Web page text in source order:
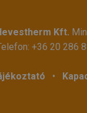
Kft.
+36 20 286
•